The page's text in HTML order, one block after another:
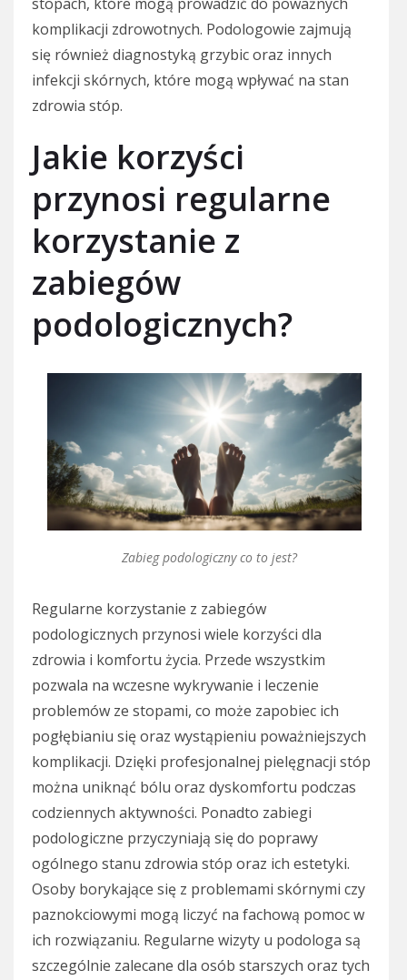
komplikacji zdrowotnych. Podologowie zajmują
się również diagnostyką grzybic oraz innych
infekcji skórnych, które mogą wpływać na stan
zdrowia stóp.
Jakie korzyści
przynosi regularne
korzystanie z
zabiegów
podologicznych?
Zabieg podologiczny co to jest?
Regularne korzystanie z zabiegów
podologicznych przynosi wiele korzyści dla
zdrowia i komfortu życia. Przede wszystkim
pozwala na wczesne wykrywanie i leczenie
problemów ze stopami, co może zapobiec ich
pogłębianiu się oraz wystąpieniu poważniejszych
komplikacji. Dzięki profesjonalnej pielęgnacji stóp
można uniknąć bólu oraz dyskomfortu podczas
codziennych aktywności. Ponadto zabiegi
podologiczne przyczyniają się do poprawy
ogólnego stanu zdrowia stóp oraz ich estetyki.
Osoby borykające się z problemami skórnymi czy
paznokciowymi mogą liczyć na fachową pomoc w
ich rozwiązaniu. Regularne wizyty u podologa są
szczególnie zalecane dla osób starszych oraz tych